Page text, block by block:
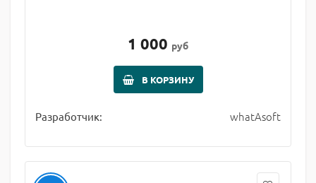
1 000 руб
В КОРЗИНУ
Разработчик: whatAsoft